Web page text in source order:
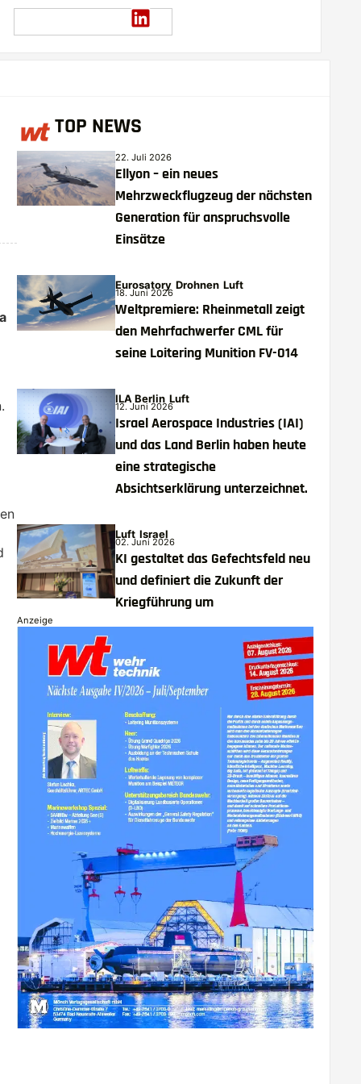
TOP NEWS
22. Juli 2026
Ellyon – ein neues
Mehrzweckflugzeug der nächsten
Generation für anspruchsvolle
Einsätze
Eurosatory Drohnen Luft
18. Juni 2026
Weltpremiere: Rheinmetall zeigt
den Mehrfachwerfer CML für
seine Loitering Munition FV-014
ILA Berlin Luft
12. Juni 2026
Israel Aerospace Industries (IAI)
und das Land Berlin haben heute
eine strategische
Absichtserklärung unterzeichnet.
Luft Israel
02. Juni 2026
KI gestaltet das Gefechtsfeld neu
und definiert die Zukunft der
Kriegführung um
Anzeige